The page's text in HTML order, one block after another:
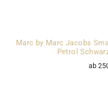
Marc by Marc Jacobs
Petrol
ab